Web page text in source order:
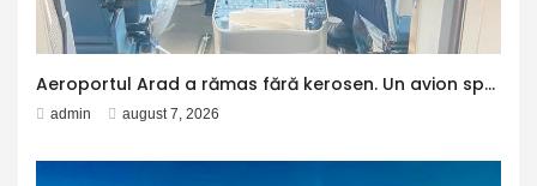
Aeroportul Arad a rămas fără kerosen. Un avion spre Antalya a făcut escală la Otopeni pentru alimentare
admin august 7, 2026